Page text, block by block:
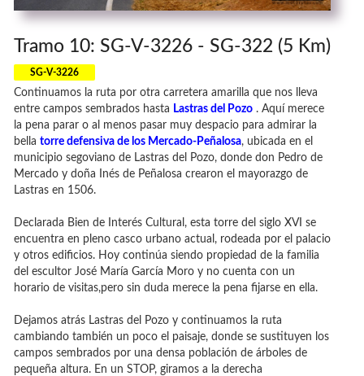
Tramo 10: SG-V-3226 - SG-322 (5 Km)
SG-V-3226
Continuamos la ruta por otra carretera amarilla que nos lleva
entre campos sembrados hasta Lastras del Pozo . Aquí merece
la pena parar o al menos pasar muy despacio para admirar la
bella torre defensiva de los Mercado-Peñalosa, ubicada en el
municipio segoviano de Lastras del Pozo, donde don Pedro de
Mercado y doña Inés de Peñalosa crearon el mayorazgo de
Lastras en 1506.
Declarada Bien de Interés Cultural, esta torre del siglo XVI se
encuentra en pleno casco urbano actual, rodeada por el palacio
y otros edificios. Hoy continúa siendo propiedad de la familia
del escultor José María García Moro y no cuenta con un
horario de visitas,pero sin duda merece la pena fijarse en ella.
Dejamos atrás Lastras del Pozo y continuamos la ruta
cambiando también un poco el paisaje, donde se sustituyen los
campos sembrados por una densa población de árboles de
pequeña altura. En un STOP, giramos a la derecha